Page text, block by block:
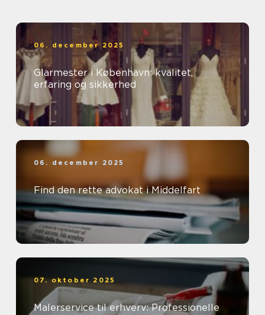
06. december 2025
Glarmester i København: kvalitet,
erfaring og sikkerhed
06. december 2025
Find den rette advokat i Middelfart
07. oktober 2025
Malerservice til erhverv: Professionelle